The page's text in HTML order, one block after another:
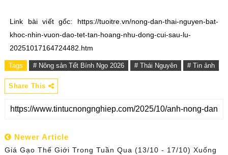
Link bài viết gốc: https://tuoitre.vn/nong-dan-thai-nguyen-bat-
khoc-nhin-vuon-dao-tet-tan-hoang-nhu-dong-cui-sau-lu-
20251017164724482.htm
Tags # Nông sản Tết Bính Ngọ 2026 # Thái Nguyên # Tin ảnh
Share This
Newer Article
Giá Gạo Thế Giới Trong Tuần Qua (13/10 - 17/10) Xuống